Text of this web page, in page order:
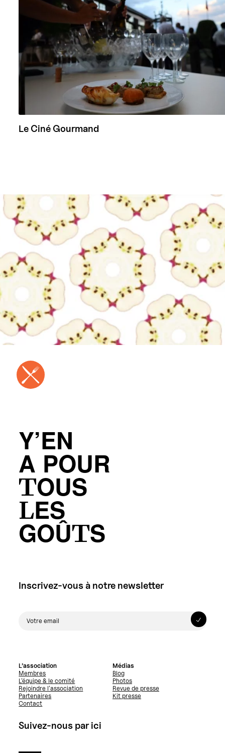
Le Ciné Gourmand
Y’EN
A POUR
TOUS
LES
GOÛTS
Inscrivez-vous à notre newsletter
L’association
Membres
L’équipe & le comité
Rejoindre l’association
Partenaires
Contact
Médias
Blog
Photos
Revue de presse
Kit presse
Suivez-nous par ici